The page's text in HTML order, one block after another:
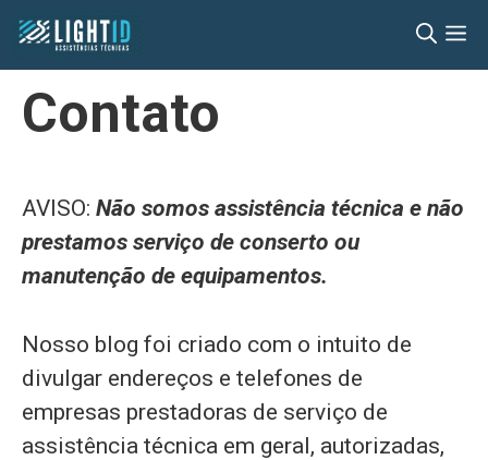
Pular
para
conteúdo
Contato
AVISO: Não somos assistência técnica e não
prestamos serviço de conserto ou
manutenção de equipamentos.
Nosso blog foi criado com o intuito de
divulgar endereços e telefones de
empresas prestadoras de serviço de
assistência técnica em geral, autorizadas,